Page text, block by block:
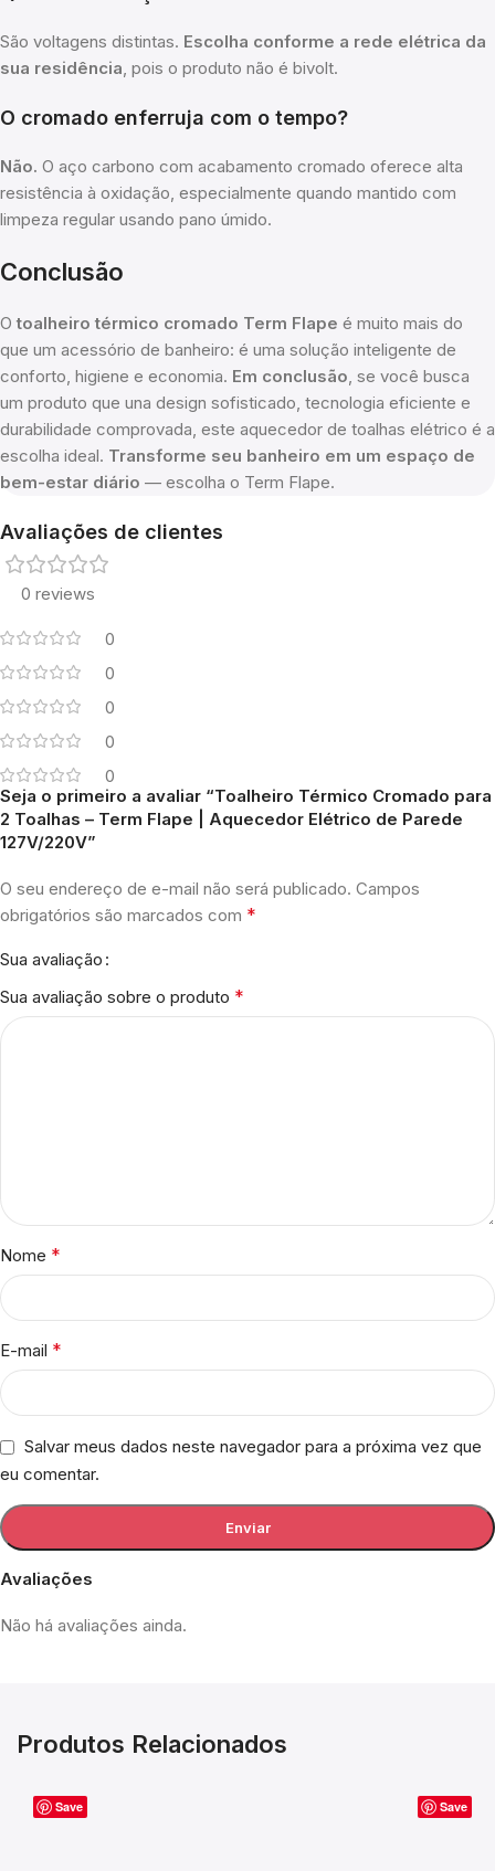
São voltagens distintas. Escolha conforme a rede elétrica da
sua residência, pois o produto não é bivolt.
O cromado enferruja com o tempo?
Não. O aço carbono com acabamento cromado oferece alta
resistência à oxidação, especialmente quando mantido com
limpeza regular usando pano úmido.
Conclusão
O toalheiro térmico cromado Term Flape é muito mais do
que um acessório de banheiro: é uma solução inteligente de
conforto, higiene e economia. Em conclusão, se você busca
um produto que una design sofisticado, tecnologia eficiente e
durabilidade comprovada, este aquecedor de toalhas elétrico é a
escolha ideal. Transforme seu banheiro em um espaço de
bem-estar diário — escolha o Term Flape.
Avaliações de clientes
0 reviews
0
0
0
0
0
Avaliações
Não há avaliações ainda.
Seja o primeiro a avaliar “Toalheiro Térmico Cromado para
2 Toalhas – Term Flape | Aquecedor Elétrico de Parede
127V/220V”
O seu endereço de e-mail não será publicado. Campos
obrigatórios são marcados com *
Sua avaliação
Sua avaliação sobre o produto *
Nome *
E-mail *
Salvar meus dados neste navegador para a próxima vez que
eu comentar.
Produtos Relacionados
Save Save